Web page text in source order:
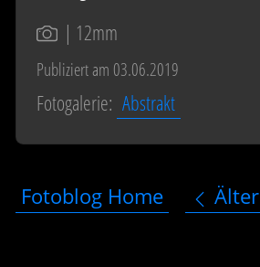
| 12mm
Publiziert am 03.06.2019
Fotogalerie: Abstrakt
Fotoblog Home Älter